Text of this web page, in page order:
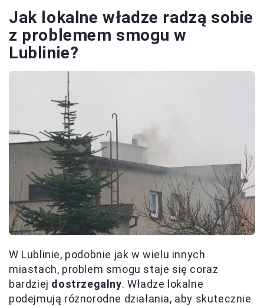
Jak lokalne władze radzą sobie
z problemem smogu w
Lublinie?
W Lublinie, podobnie jak w wielu innych
miastach, problem smogu staje się coraz
bardziej dostrzegalny. Władze lokalne
podejmują różnorodne działania, aby skutecznie